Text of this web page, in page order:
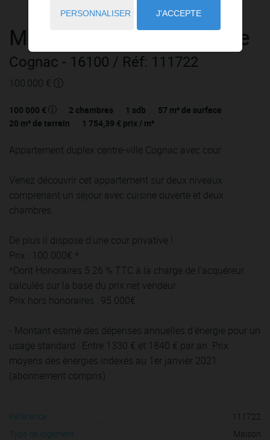
Maison 3 piècesà vendre
Cognac - 16100 / Réf: 111722
100 000 €
100 000 € 2 chambres 1 sdb 57 m² de surface
20 m² de terrain 1 754,39 € prix / m²
Appartement duplex centre-ville Cognac avec cour
Venez découvrir cet appartement sur deux niveaux
comprenant un séjour avec cuisine ouverte et deux
chambres.
De plus il dispose d'une cour privative !
Prix : 100 000€ *
*Dont Honoraires 5.26 % TTC à la charge de l'acquéreur
calculés sur la base du prix net vendeur
Prix hors honoraires : 95 000€
- Montant estimé des dépenses annuelles d'énergie pour un
usage standard : Entre 1330 € et 1840 € par an. Prix
moyens des énergies indexés au 1er janvier 2021
(abonnement compris)
Référence :
111722
Type de logement :
Maison
PERSONNALISER J'ACCEPTE